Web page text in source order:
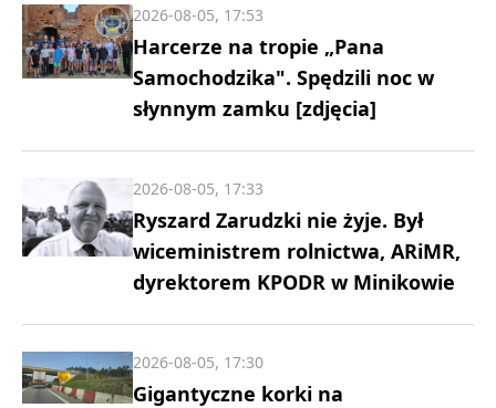
Harcerze na tropie „Pana
Samochodzika". Spędzili noc w
słynnym zamku [zdjęcia]
2026-08-05, 17:53
Ryszard Zarudzki nie żyje. Był
wiceministrem rolnictwa, ARiMR,
dyrektorem KPODR w Minikowie
2026-08-05, 17:33
Gigantyczne korki na
2026-08-05, 17:30